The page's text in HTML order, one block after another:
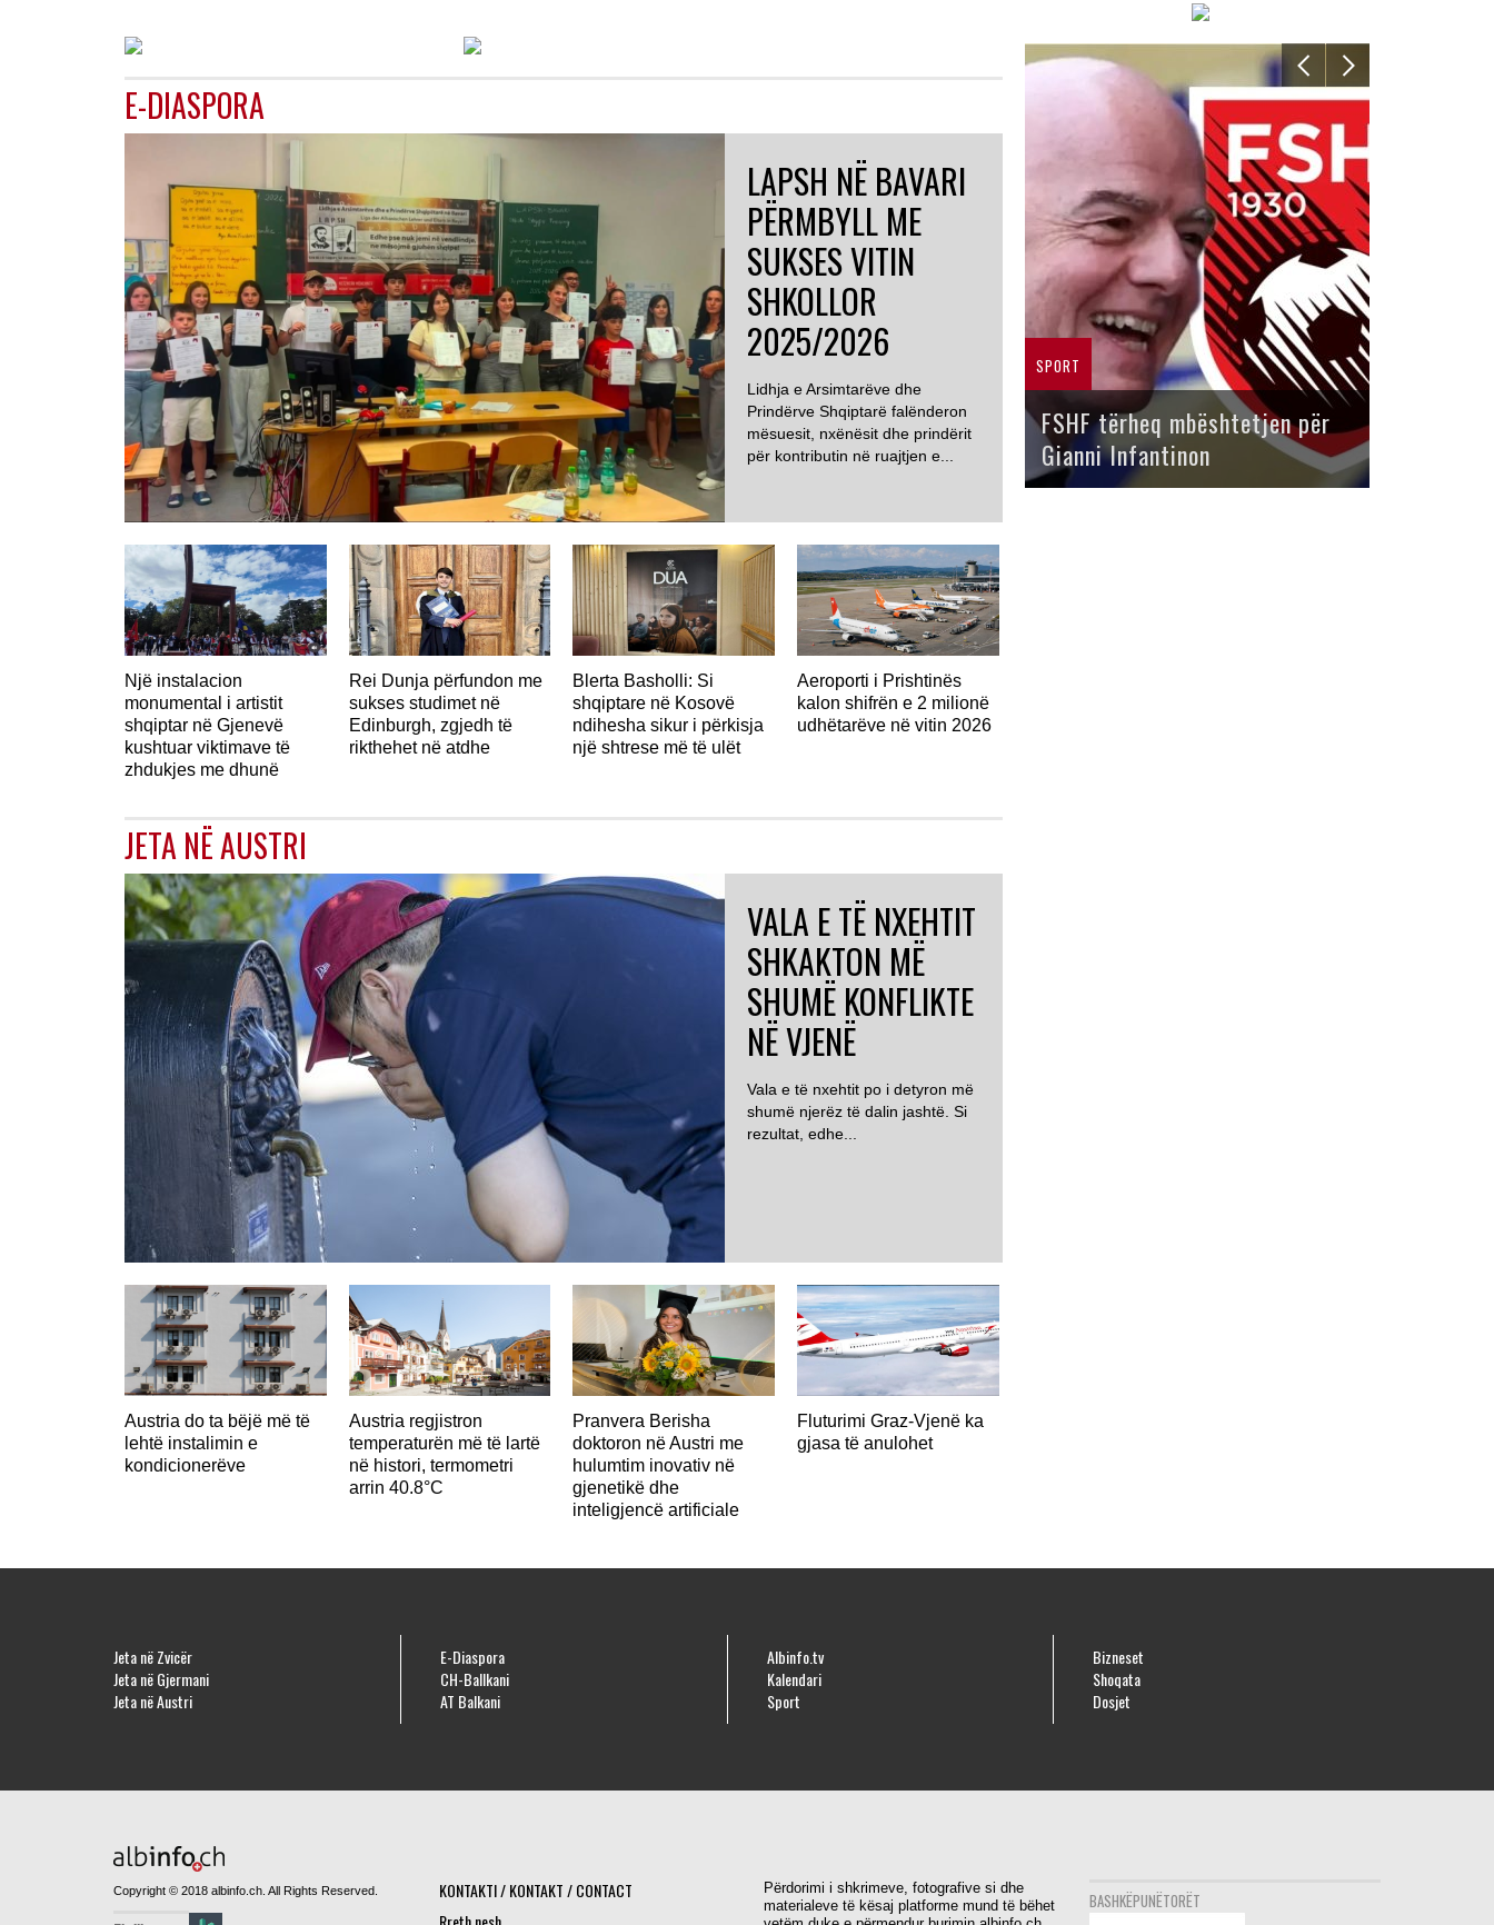
E-DIASPORA
LAPSH NË BAVARI
PËRMBYLL ME
SUKSES VITIN
SHKOLLOR
2025/2026
Lidhja e Arsimtarëve dhe
Prindërve Shqiptarë falënderon
mësuesit, nxënësit dhe prindërit
për kontributin në ruajtjen e...
Një instalacion
monumental i artistit
shqiptar në Gjenevë
kushtuar viktimave të
zhdukjes me dhunë
Rei Dunja përfundon me
sukses studimet në
Edinburgh, zgjedh të
rikthehet në atdhe
Blerta Basholli: Si
shqiptare në Kosovë
ndihesha sikur i përkisja
një shtrese më të ulët
Aeroporti i Prishtinës
kalon shifrën e 2 milionë
udhëtarëve në vitin 2026
JETA NË AUSTRI
VALA E TË NXEHTIT
SHKAKTON MË
SHUMË KONFLIKTE
NË VJENË
Vala e të nxehtit po i detyron më
shumë njerëz të dalin jashtë. Si
rezultat, edhe...
Austria do ta bëjë më të
lehtë instalimin e
kondicionerëve
Austria regjistron
temperaturën më të lartë
në histori, termometri
arrin 40.8°C
Pranvera Berisha
doktoron në Austri me
hulumtim inovativ në
gjenetikë dhe
inteligjencë artificiale
Fluturimi Graz-Vjenë ka
gjasa të anulohet
SPORT
FSHF tërheq mbështetjen për
Gianni Infantinon
Jeta në Zvicër
Jeta në Gjermani
Jeta në Austri
E-Diaspora
CH-Ballkani
AT Balkani
Albinfo.tv
Kalendari
Sport
Bizneset
Shoqata
Dosjet
Copyright © 2018 albinfo.ch. All Rights Reserved.
KONTAKTI / KONTAKT / CONTACT
Përdorimi i shkrimeve, fotografive si dhe
materialeve të kësaj platforme mund të bëhet
BASHKËPUNËTORËT